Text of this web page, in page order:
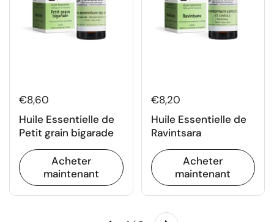
€8,60
Huile Essentielle de
Petit grain bigarade
Acheter
maintenant
€8,20
Huile Essentielle de
Ravintsara
Acheter
maintenant
Suivant